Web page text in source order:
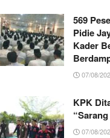
569
Pidie
Kader
07/08/
KPK
07/08/